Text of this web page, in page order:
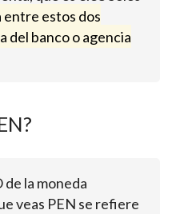
entre estos dos
del banco o agencia
de la moneda
veas PEN se refiere